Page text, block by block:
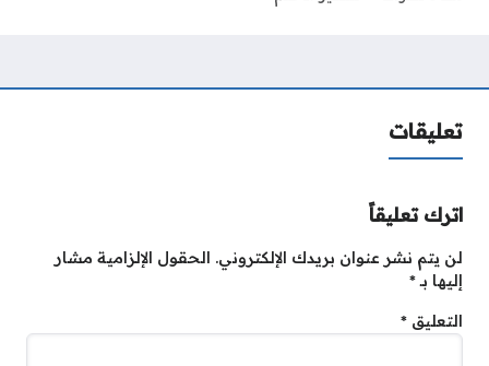
تعليقات
اترك تعليقاً
لن يتم نشر عنوان بريدك الإلكتروني.
الحقول الإلزامية مشار
إليها بـ*
التعليق *